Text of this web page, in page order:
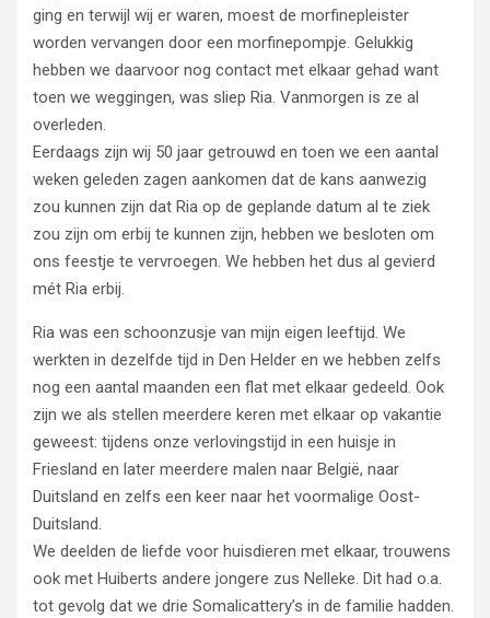
ging en terwijl wij er waren, moest de morfinepleister
worden vervangen door een morfinepompje. Gelukkig
hebben we daarvoor nog contact met elkaar gehad want
toen we weggingen, was sliep Ria. Vanmorgen is ze al
overleden.
Eerdaags zijn wij 50 jaar getrouwd en toen we een aantal
weken geleden zagen aankomen dat de kans aanwezig
zou kunnen zijn dat Ria op de geplande datum al te ziek
zou zijn om erbij te kunnen zijn, hebben we besloten om
ons feestje te vervroegen. We hebben het dus al gevierd
mét Ria erbij.
Ria was een schoonzusje van mijn eigen leeftijd. We
werkten in dezelfde tijd in Den Helder en we hebben zelfs
nog een aantal maanden een flat met elkaar gedeeld. Ook
zijn we als stellen meerdere keren met elkaar op vakantie
geweest: tijdens onze verlovingstijd in een huisje in
Friesland en later meerdere malen naar België, naar
Duitsland en zelfs een keer naar het voormalige Oost-
Duitsland.
We deelden de liefde voor huisdieren met elkaar, trouwens
ook met Huiberts andere jongere zus Nelleke. Dit had o.a.
tot gevolg dat we drie Somalicattery’s in de familie hadden.